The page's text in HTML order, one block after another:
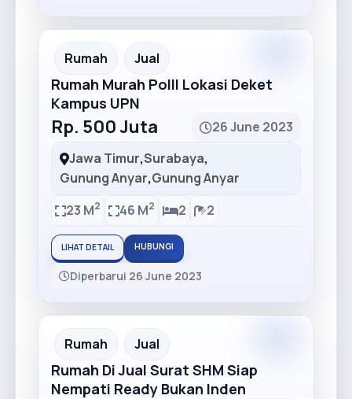
Rumah Jual
Rumah Murah Polll Lokasi Deket
Kampus UPN
Rp. 500 Juta
26 June 2023
Jawa Timur,Surabaya,
Gunung Anyar,Gunung Anyar
23 M2 46 M2 2 2
LIHAT DETAIL HUBUNGI
Diperbarui 26 June 2023
Rumah Jual
Rumah Di Jual Surat SHM Siap
Nempati Ready Bukan Inden